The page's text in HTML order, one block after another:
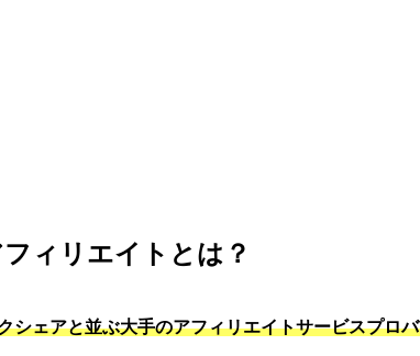
ィリエイトとは？
シェアと並ぶ大手のアフィリエイトサービスプロ